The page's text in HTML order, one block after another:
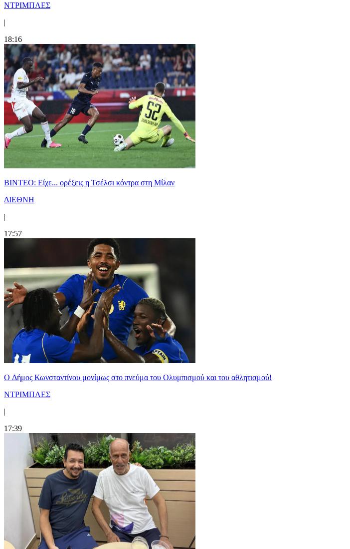
ΝΤΡΙΜΠΛΕΣ
|
18:16
BINTEO: Είχε... ορέξεις η Τσέλσι κόντρα στη Μίλαν
ΔΙΕΘΝΗ
|
17:57
O Δήμος Κωνσταντίνου μονίμως στο πνεύμα του Ολυμπισμού και του αθλητισμού!
ΝΤΡΙΜΠΛΕΣ
|
17:39